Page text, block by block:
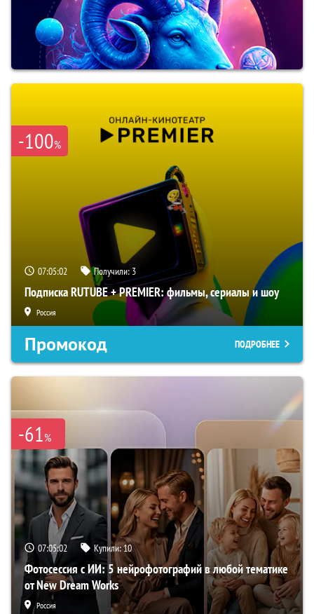
-100%
07:05:01 Получили: 3
Подписка RUTUBE + PREMIER: фильмы, сериалы и шоу
Россия
Промокод ПОДРОБНЕЕ
-61%
07:05:01 Купили:10
Фотосессия с ИИ: 5 нейрофотографий в любой тематике
от New Dream Works
Россия